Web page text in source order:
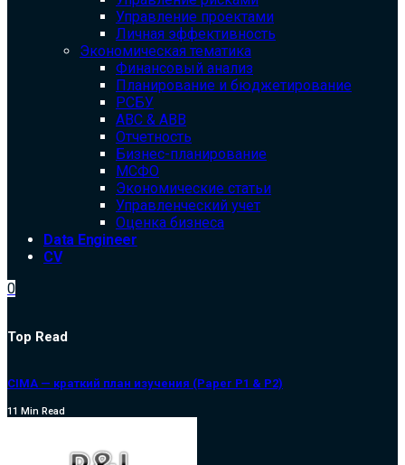
Управление проектами
Личная эффективность
Экономическая тематика
Финансовый анализ
Планирование и бюджетирование
РСБУ
ABC & ABB
Отчетность
Бизнес-планирование
МСФО
Экономические статьи
Управленческий учет
Оценка бизнеса
Data Engineer
CV
0
Top Read
CIMA — краткий план изучения (Paper P1 & P2)
11 Min Read